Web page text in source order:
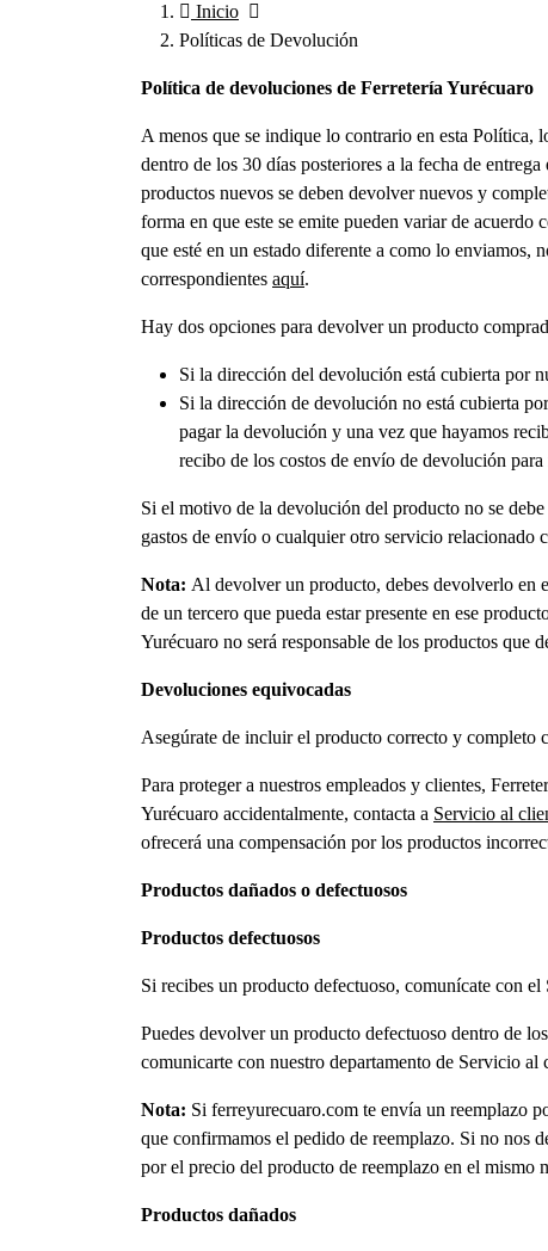
Inicio
Políticas de Devolución
Política de devoluciones de Ferretería Yurécuaro
A menos que se indique lo contrario en esta Política,
dentro de los 30 días posteriores a la fecha de
productos nuevos se deben devolver nuevos y
forma en que este se emite pueden variar de
que esté en un estado diferente a como lo enviamos,
correspondientes aquí.
Hay dos opciones para devolver un producto
Si la dirección del devolución está cubierta por
Si la dirección de devolución no está cubierta
pagar la devolución y una vez que hayamos
recibo de los costos de envío de devolución
Si el motivo de la devolución del producto no se
gastos de envío o cualquier otro servicio relacionado
Nota: Al devolver un producto, debes devolverlo en
de un tercero que pueda estar presente en ese
Yurécuaro no será responsable de los productos que
Devoluciones equivocadas
Asegúrate de incluir el producto correcto y completo
Para proteger a nuestros empleados y clientes,
Yurécuaro accidentalmente, contacta a Servicio al
ofrecerá una compensación por los productos
Productos dañados o defectuosos
Productos defectuosos
Si recibes un producto defectuoso, comunícate con
Puedes devolver un producto defectuoso dentro de
comunicarte con nuestro departamento de Servicio al
Nota: Si ferreyurecuaro.com te envía un reemplazo
que confirmamos el pedido de reemplazo. Si no nos
por el precio del producto de reemplazo en el mismo
Productos dañados